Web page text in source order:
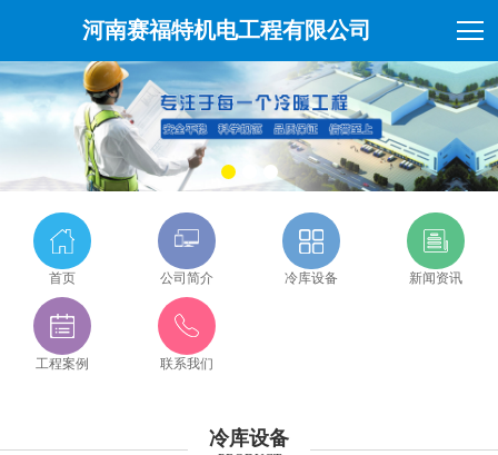
河南赛福特机电工程有限公司
首页 公司简介 冷库设备 新闻资讯
工程案例 联系我们
冷库设备